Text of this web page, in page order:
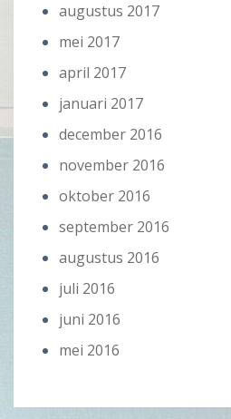
augustus 2017
mei 2017
april 2017
januari 2017
december 2016
november 2016
oktober 2016
september 2016
augustus 2016
juli 2016
juni 2016
mei 2016